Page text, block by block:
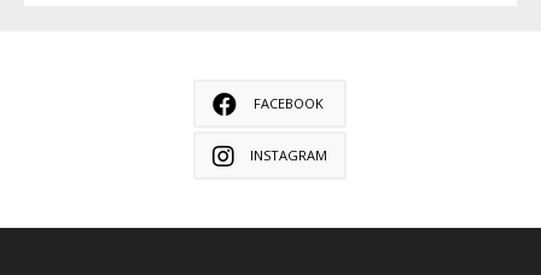
FACEBOOK
INSTAGRAM